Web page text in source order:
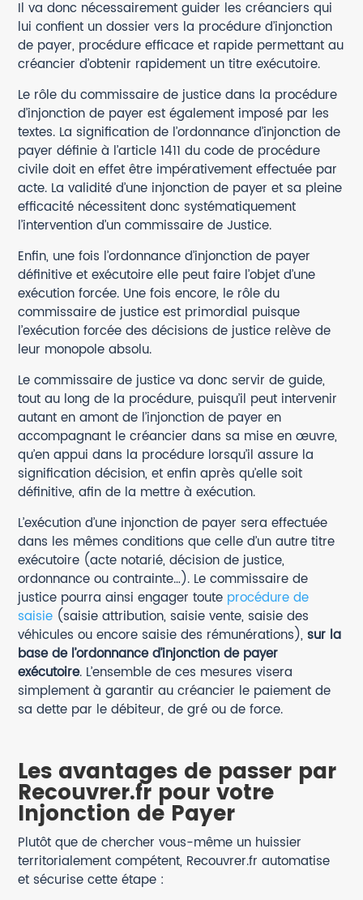
Il va donc nécessairement guider les créanciers qui
lui confient un dossier vers la procédure d’injonction
de payer, procédure efficace et rapide permettant au
créancier d’obtenir rapidement un titre exécutoire.
Le rôle du commissaire de justice dans la procédure
d’injonction de payer est également imposé par les
textes. La signification de l’ordonnance d’injonction de
payer définie à l’article 1411 du code de procédure
civile doit en effet être impérativement effectuée par
acte. La validité d’une injonction de payer et sa pleine
efficacité nécessitent donc systématiquement
l’intervention d’un commissaire de Justice.
Enfin, une fois l’ordonnance d’injonction de payer
définitive et exécutoire elle peut faire l’objet d’une
exécution forcée. Une fois encore, le rôle du
commissaire de justice est primordial puisque
l’exécution forcée des décisions de justice relève de
leur monopole absolu.
Le commissaire de justice va donc servir de guide,
tout au long de la procédure, puisqu’il peut intervenir
autant en amont de l’injonction de payer en
accompagnant le créancier dans sa mise en œuvre,
qu’en appui dans la procédure lorsqu’il assure la
signification décision, et enfin après qu’elle soit
définitive, afin de la mettre à exécution.
L’exécution d’une injonction de payer sera effectuée
dans les mêmes conditions que celle d’un autre titre
exécutoire (acte notarié, décision de justice,
ordonnance ou contrainte…). Le commissaire de
justice pourra ainsi engager toute procédure de
saisie (saisie attribution, saisie vente, saisie des
véhicules ou encore saisie des rémunérations),sur la
base de l’ordonnance d’injonction de payer
exécutoire. L’ensemble de ces mesures visera
simplement à garantir au créancier le paiement de
sa dette par le débiteur, de gré ou de force.
Les avantages de passer par
Recouvrer.fr pour votre
Injonction de Payer
Plutôt que de chercher vous-même un huissier
territorialement compétent, Recouvrer.fr automatise
et sécurise cette étape :